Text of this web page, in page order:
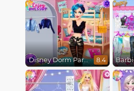
Disney Dorm Party 8.4